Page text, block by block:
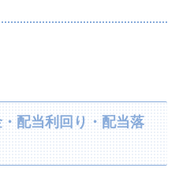
配当利回り・配当落